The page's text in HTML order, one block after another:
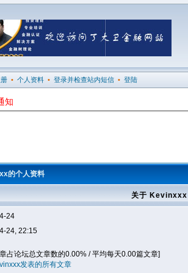
• 个人资料 • 登录并检查站内短信 • 登陆
知
的个人资料
关于 Kevinxxx
24
24, 22:15
占论坛总文章数的0.00% / 平均每天0.00篇文章]
发表的所有文章